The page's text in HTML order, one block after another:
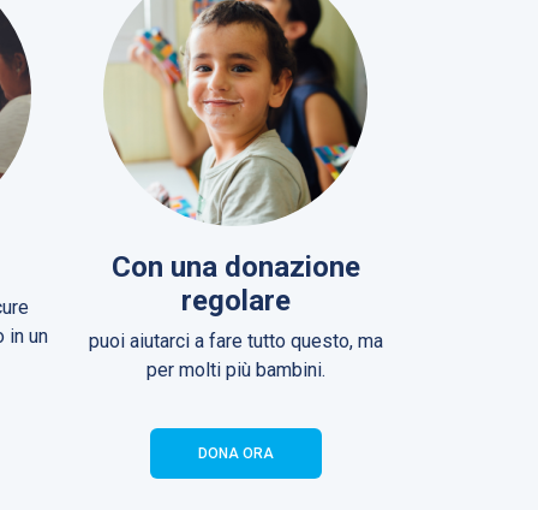
in un
Con una donazione
regolare
puoi aiutarci a fare tutto questo, ma
per molti più bambini.
DONA ORA